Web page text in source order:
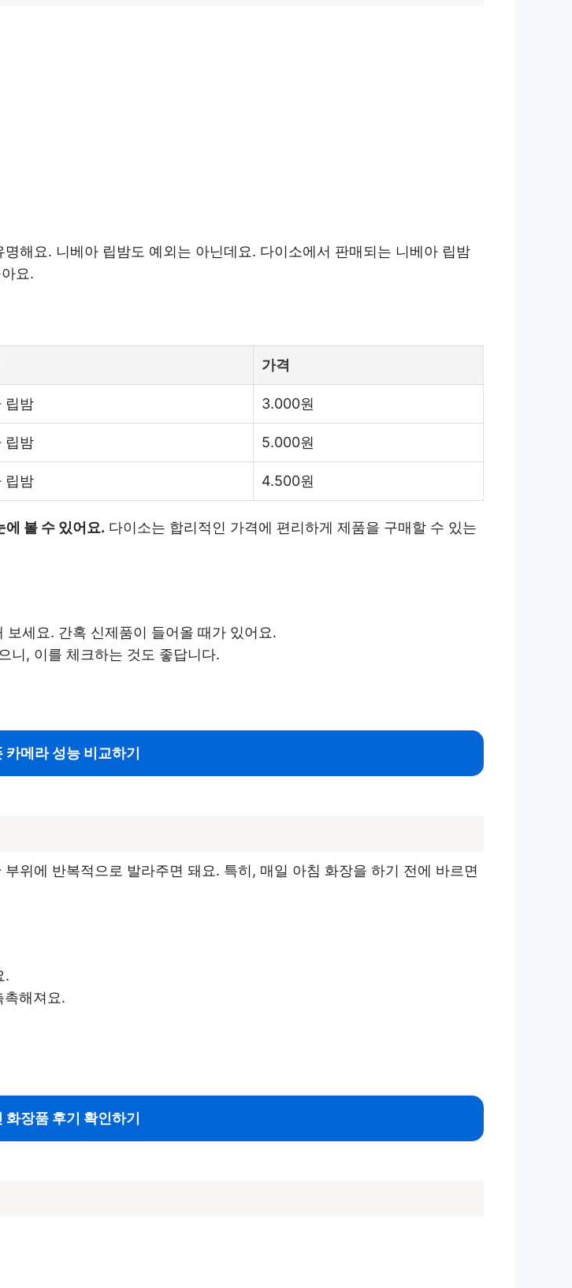
해요. 니베아 립밤도 예외는 아닌데요. 다이소에서 판매되는 니베아 립밤
요.
가격
립밤 3.000원
립밤 5.000원
립밤 4.500원
에 볼 수 있어요. 다이소는 합리적인 가격에 편리하게 제품을 구매할 수 있는
세요. 간혹 신제품이 들어올 때가 있어요.
니, 이를 체크하는 것도 좋답니다.
카메라 성능 비교하기
위에 반복적으로 발라주면 돼요. 특히, 매일 아침 화장을 하기 전에 바르면
.
촉해져요.
화장품 후기 확인하기